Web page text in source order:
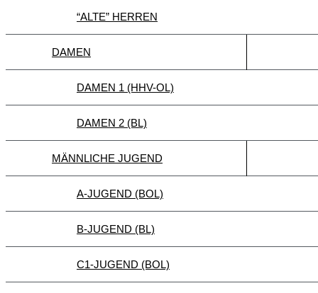
“ALTE” HERREN
DAMEN
DAMEN 1 (HHV-OL)
DAMEN 2 (BL)
MÄNNLICHE JUGEND
A-JUGEND (BOL)
B-JUGEND (BL)
C1-JUGEND (BOL)